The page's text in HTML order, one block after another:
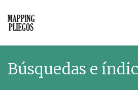
Búsquedas e